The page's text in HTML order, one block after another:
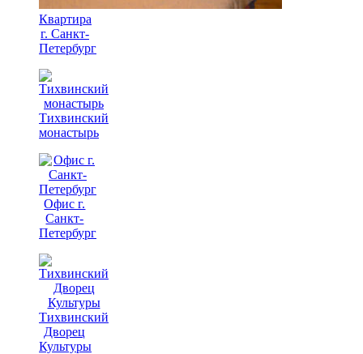
Квартира
г. Санкт-
Петербург
Тихвинский
монастырь
Офис г.
Санкт-
Петербург
Тихвинский
Дворец
Культуры